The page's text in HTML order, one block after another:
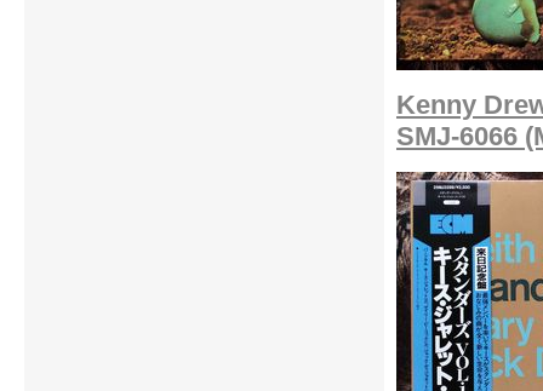
Kenny
SMJ-6066